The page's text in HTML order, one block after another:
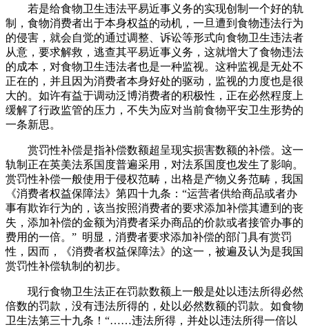
若是给食物卫生违法平易近事义务的实现创制一个好的轨
制，食物消费者出于本身权益的动机，一旦遭到食物违法行为
的侵害，就会自觉的通过调整、诉讼等形式向食物卫生违法者
从意，要求解救，逃查其平易近事义务，这就增大了食物违法
的成本，对食物卫生违法者也是一种监视。这种监视是无处不
正在的，并且因为消费者本身好处的驱动，监视的力度也是很
大的。如许有益于调动泛博消费者的积极性，正在必然程度上
缓解了行政监管的压力，不失为应对当前食物平安卫生形势的
一条新思。
赏罚性补偿是指补偿数额超呈现实损害数额的补偿。这一
轨制正在英美法系国度普遍采用，对法系国度也发生了影响。
赏罚性补偿一般使用于侵权范畴，出格是产物义务范畴，我国
《消费者权益保障法》第四十九条：“运营者供给商品或者办
事有欺诈行为的，该当按照消费者的要求添加补偿其遭到的丧
失，添加补偿的金额为消费者采办商品的价款或者接管办事的
费用的一倍。” 明显，消费者要求添加补偿的部门具有赏罚
性，因而，《消费者权益保障法》的这一，被遍及认为是我国
赏罚性补偿轨制的初步。
现行食物卫生法正在罚款数额上一般是处以违法所得必然
倍数的罚款，没有违法所得的，处以必然数额的罚款。如食物
卫生法第三十九条！“……违法所得，并处以违法所得一倍以